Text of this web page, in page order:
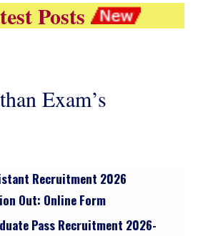
Posts
Exam’s
Recruitment 2026
Out: Online Form
Pass Recruitment 2026-